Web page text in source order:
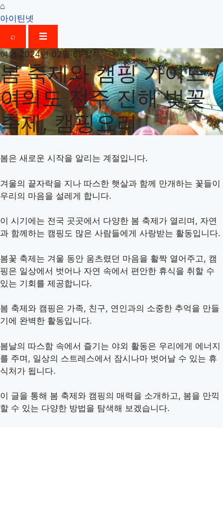
⌂
아이틴넷
⌕
☰
여행 2024년 02월 09일
봄 축제와 캠핑 가이드 /
여의도 전주 진해 벚꽃
축제, 캠핑요리
봄은 새로운 시작을 알리는 계절입니다.
겨울의 끝자락을 지나 따스한 햇살과 함께 만개하는 꽃들이
우리의 마음을 설레게 합니다.
이 시기에는 전국 곳곳에서 다양한 봄 축제가 열리며, 자연
과 함께하는 캠핑도 많은 사람들에게 사랑받는 활동입니다.
봄꽃 축제는 겨울 동안 움츠렸던 마음을 활짝 열어주고, 캠
핑은 일상에서 벗어나 자연 속에서 편안한 휴식을 취할 수
있는 기회를 제공합니다.
봄 축제와 캠핑은 가족, 친구, 연인과의 소중한 추억을 만들
기에 완벽한 활동입니다.
봄날의 따스함 속에서 즐기는 야외 활동은 우리에게 에너지
를 주며, 일상의 스트레스에서 잠시나마 벗어날 수 있는 휴
식처가 됩니다.
이 글을 통해 봄 축제와 캠핑의 매력을 소개하고, 봄을 만끽
할 수 있는 다양한 방법을 탐색해 보겠습니다.